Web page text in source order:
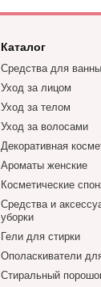
Каталог
Средства для
Уход за лицом
Уход за телом
Уход за волосами
Декоративная
Ароматы женские
Косметические
Средства и
уборки
Гели для стирки
Ополаскиватели
Стиральный